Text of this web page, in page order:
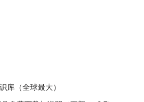
库（全球最大）